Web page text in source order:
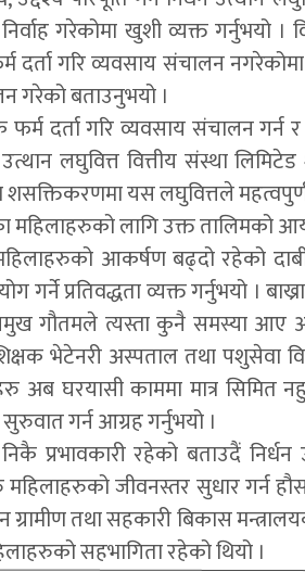
गरेकोमा खुशी व्यक्त गर्नुभयो ।
गरि व्यवसाय संचालन
गरेको बताउनुभयो ।
दर्ता गरि व्यवसाय संचालन गर्न र
लघुवित्त वित्तीय संस्था
यस लघुवित्तले
महिलाहरुको लागि उक्त तालिमको
आकर्षण बढ्दो रहेको
प्रतिवद्धता व्यक्त गर्नुभयो ।
गौतमले त्यस्ता कुनै समस्या
भेटेनरी अस्पताल तथा पशुसेवा
अब घरयासी काममा मात्र सिमित
गर्न आग्रह गर्नुभयो ।
प्रभावकारी रहेको बताउदैं
जीवनस्तर सुधार गर्न
तथा सहकारी बिकास
सहभागिता रहेको थियो ।